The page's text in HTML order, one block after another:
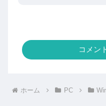
コメン
ホーム PC